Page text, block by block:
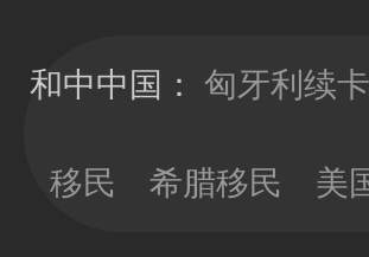
本
民
可
和中中国： 匈牙利续卡
移民 希腊移民 美